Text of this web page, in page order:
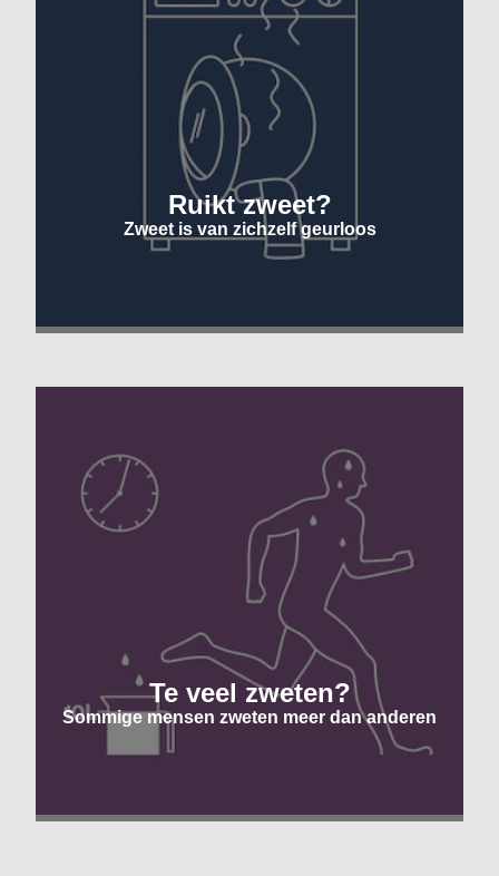
Ruikt zweet?
Zweet is van zichzelf geurloos
Te veel zweten?
Sommige mensen zweten meer dan anderen